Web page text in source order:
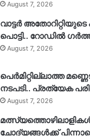
August 7, 2026
വാട്ടർ
പൊട്ടി.. റോഡിൽ
August 7, 2026
പെർമിറ്റില്ലാത്ത
നടപടി.. പ്രത്യേക
August 7, 2026
ചോദ്യങ്ങൾക്ക്